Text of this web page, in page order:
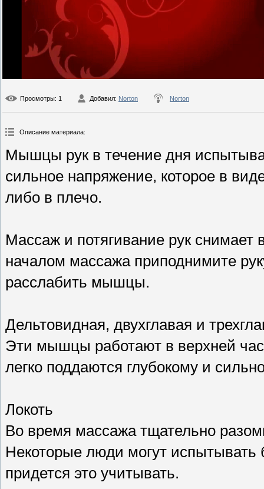
Просмотры: 1 Добавил: Norton Norton
Описание материала:
Мышцы рук в течение дня
сильное напряжение, которое в
либо в плечо.
Массаж и потягивание рук
началом массажа приподнимите
расслабить мышцы.
Дельтовидная, двухглавая и
Эти мышцы работают в верхней
легко поддаются глубокому и
Локоть
Во время массажа тщательно
Некоторые люди могут испытывать
придется это учитывать.